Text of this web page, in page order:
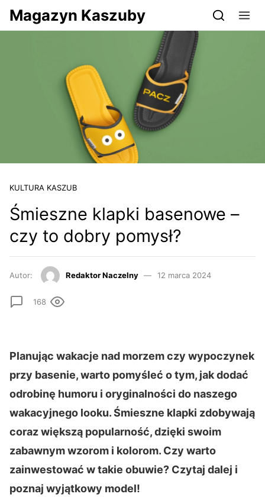
Przejdź do serwisu magazynkaszuby.pl
Magazyn Kaszuby
KULTURA KASZUB
Śmieszne klapki basenowe –
czy to dobry pomysł?
Autor: Redaktor Naczelny 12 marca 2024
168
Planując wakacje nad morzem czy wypoczynek
przy basenie, warto pomyśleć o tym, jak dodać
odrobinę humoru i oryginalności do naszego
wakacyjnego looku. Śmieszne klapki zdobywają
coraz większą popularność, dzięki swoim
zabawnym wzorom i kolorom. Czy warto
zainwestować w takie obuwie? Czytaj dalej i
poznaj wyjątkowy model!